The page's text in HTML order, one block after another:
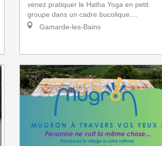
venez pratiquer le Hatha Yoga en petit
groupe dans un cadre bucolique....
Gamarde-les-Bains